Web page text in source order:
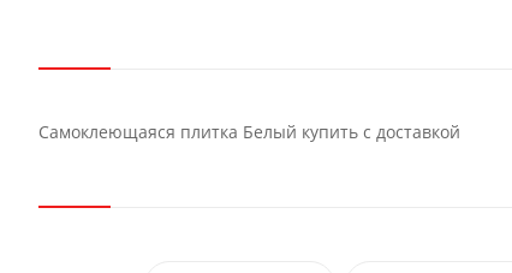
Самоклеющаяся плитка Белый купить с доставкой